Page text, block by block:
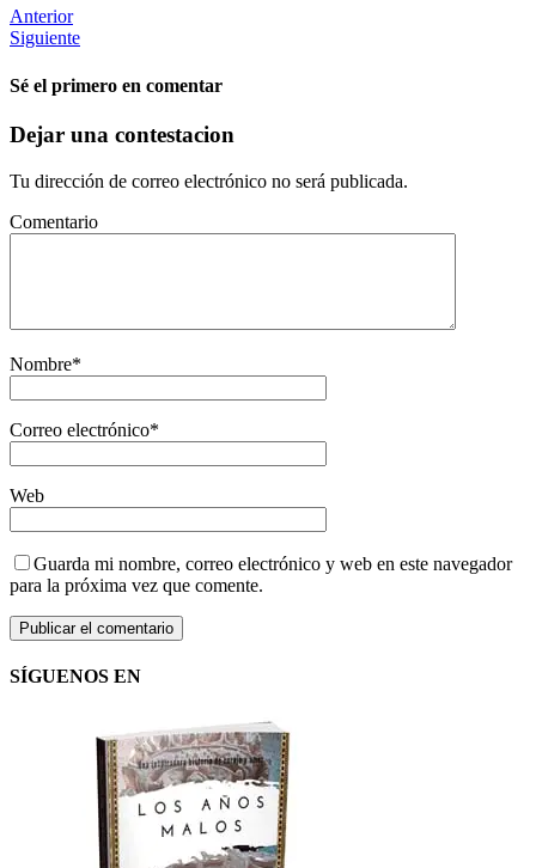
Anterior
Siguiente
Sé el primero en comentar
Dejar una contestacion
Tu dirección de correo electrónico no será publicada.
Comentario
Nombre*
Correo electrónico*
Web
Guarda mi nombre, correo electrónico y web en este navegador
para la próxima vez que comente.
SÍGUENOS EN